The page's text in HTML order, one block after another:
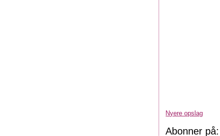
Nyere opslag
Abonner